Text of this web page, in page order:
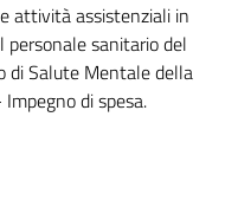
attività assistenziali in
personale sanitario del
di Salute Mentale della
di spesa.